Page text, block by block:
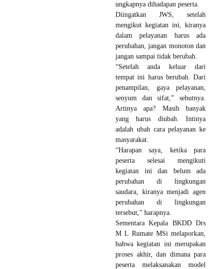
ungkapnya dihadapan peserta.
Diingatkan JWS, setelah
mengikut kegiatan ini, kiranya
dalam pelayanan harus ada
perubahan, jangan monoton dan
jangan sampai tidak berubah.
“Setelah anda keluar dari
tempat ini harus berubah. Dari
penampilan, gaya pelayanan,
senyum dan sifat,” sebutnya.
Artinya apa? Masih banyak
yang harus diubah. Intinya
adalah ubah cara pelayanan ke
masyarakat.
“Harapan saya, ketika para
peserta selesai mengikuti
kegiatan ini dan belum ada
perubahan di lingkungan
saudara, kiranya menjadi agen
perubahan di lingkungan
tersebut,” harapnya.
Sementara Kepala BKDD Drs
M L Rumate MSi melaporkan,
bahwa kegiatan ini merupakan
proses akhir, dan dimana para
peserta melaksanakan model